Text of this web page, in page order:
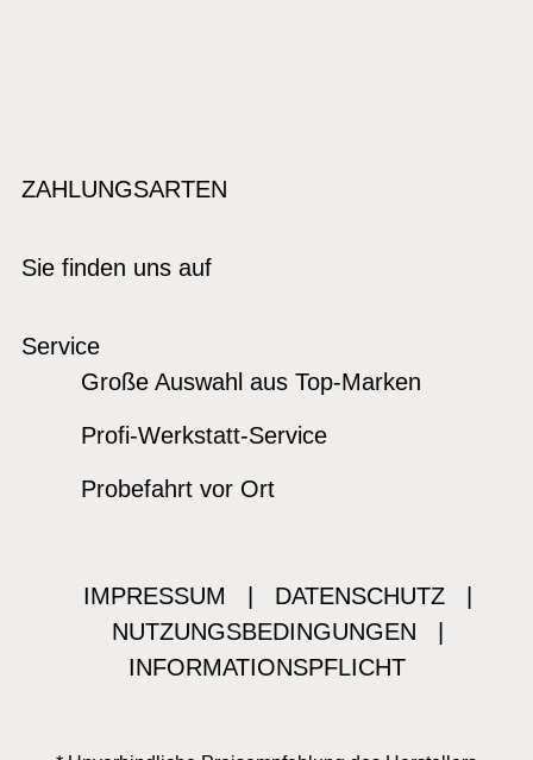
ZAHLUNGSARTEN
Sie finden uns auf
Service
Große Auswahl aus Top-Marken
Profi-Werkstatt-Service
Probefahrt vor Ort
IMPRESSUM DATENSCHUTZ
NUTZUNGSBEDINGUNGEN
INFORMATIONSPFLICHT